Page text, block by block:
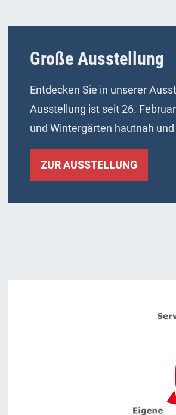
Große Ausstellung
Entdecken Sie in unserer
Ausstellung ist seit 26.
und Wintergärten hautnah
ZUR AUSSTELLUNG